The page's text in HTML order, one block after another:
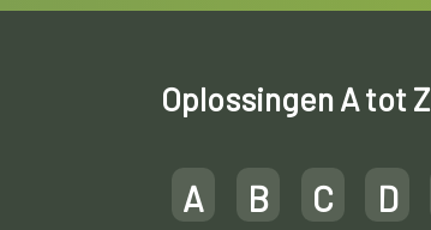
Oplossingen A tot Z
A B C D